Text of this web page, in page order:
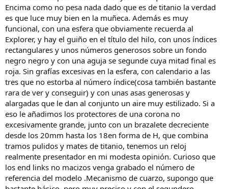
Encima como no pesa nada dado que es de titanio la verdad
es que luce muy bien en la muñeca. Además es muy
funcional, con una esfera que obviamente recuerda al
Explorer, y hay el guiño en el título del hilo, con unos índices
rectangulares y unos números generosos sobre un fondo
negro negro y con una aguja se segunde cuya mitad final es
roja. Sin grafías excesivas en la esfera, con calendario a las
tres que no estorba al número índice(cosa también bastante
rara de ver y conseguir) y con unas asas generosas y
alargadas que le dan al conjunto un aire muy estilizado. Si a
eso le añadimos los protectores de una corona no
excesivamente grande, junto con un brazalete decreciente
desde los 20mm hasta los 18en forma de H, que combina
tramos pulidos y mates de titanio, tenemos un reloj
realmente presentador en mi modesta opinión. Curioso que
los end links no macizos venga grabado el número de
referencia del modelo .Mecanismo de cuarzo, supongo que